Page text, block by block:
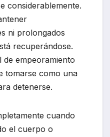
considerablemente.
ni prolongados
recuperándose.
de empeoramiento
tomarse como una
detenerse.
cuando
el cuerpo o